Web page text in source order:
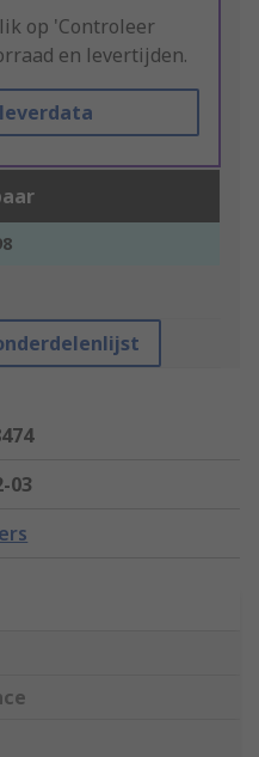
op 'Controleer
en levertijden.
03